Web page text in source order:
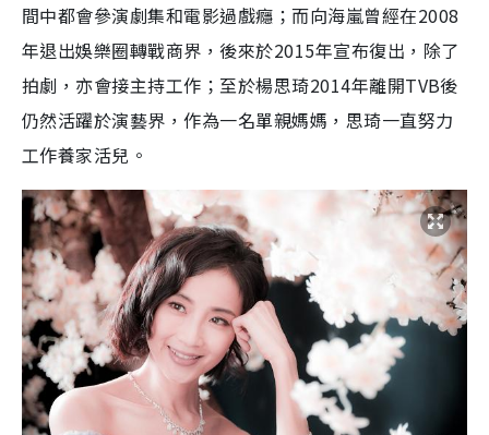
間中都會參演劇集和電影過戲癮；而向海嵐曾經在2008
年退出娛樂圈轉戰商界，後來於2015年宣布復出，除了
拍劇，亦會接主持工作；至於楊思琦2014年離開TVB後
仍然活躍於演藝界，作為一名單親媽媽，思琦一直努力
工作養家活兒。